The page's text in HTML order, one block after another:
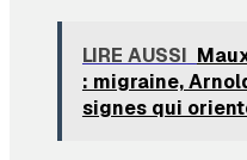
LIRE AUSSI
: migraine,
signes qui